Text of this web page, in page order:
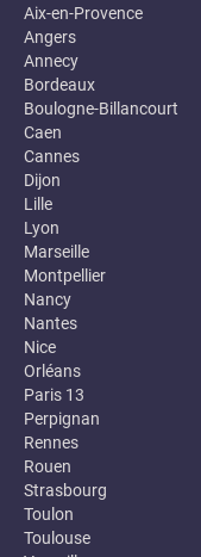
Aix-en-Provence
Angers
Annecy
Bordeaux
Boulogne-Billancourt
Caen
Cannes
Dijon
Lille
Lyon
Marseille
Montpellier
Nancy
Nantes
Nice
Orléans
Paris 13
Perpignan
Rennes
Rouen
Strasbourg
Toulon
Toulouse